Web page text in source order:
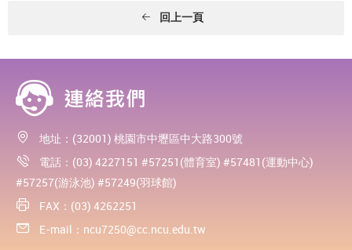
回上一頁
地址：(32001) 桃園市中壢區中大路300號
電話：(03) 4227151 #57251(體育室) #57481(運動中心)
#57257(游泳池) #57249(羽球館)
FAX：(03) 4262251
E-mail： ncu7250@cc.ncu.edu.tw